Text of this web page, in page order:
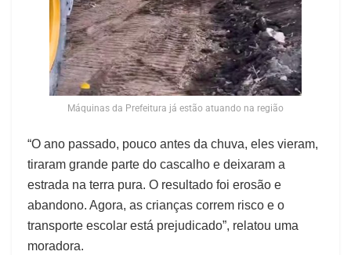
Máquinas da Prefeitura já estão atuando na região
“O ano passado, pouco antes da chuva, eles vieram,
tiraram grande parte do cascalho e deixaram a
estrada na terra pura. O resultado foi erosão e
abandono. Agora, as crianças correm risco e o
transporte escolar está prejudicado”, relatou uma
moradora.